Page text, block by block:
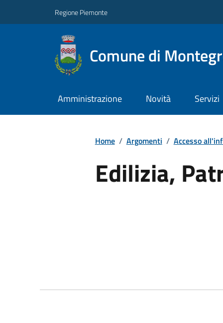
Regione Piemonte
Comune di
Amministrazione Novità Servizi
Home / Argomenti / Accesso
Edilizia,